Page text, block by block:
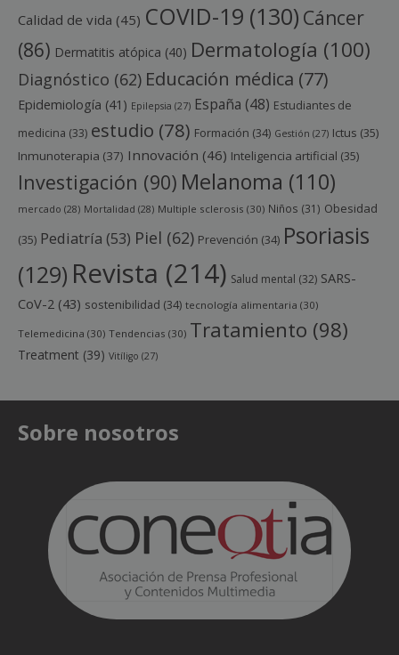
Calidad de vida (45) COVID-19 (130) Cáncer
(86) Dermatitis atópica (40) Dermatología (100)
Diagnóstico (62) Educación médica (77)
Epidemiología (41) Epilepsia (27) España (48) Estudiantes de
medicina (33) estudio (78) Formación (34) Gestión (27) Ictus (35)
Inmunoterapia (37) Innovación (46) Inteligencia artificial (35)
Investigación (90) Melanoma (110)
mercado (28) Mortalidad (28) Multiple sclerosis (30) Niños (31) Obesidad
(35) Pediatría (53) Piel (62) Prevención (34) Psoriasis
(129) Revista (214) Salud mental (32) SARS-
CoV-2 (43) sostenibilidad (34) tecnología alimentaria (30)
Telemedicina (30) Tendencias (30) Tratamiento (98)
Treatment (39) Vitíligo (27)
Sobre nosotros